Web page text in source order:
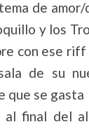
de
y los
con ese
de su
que se
al final del